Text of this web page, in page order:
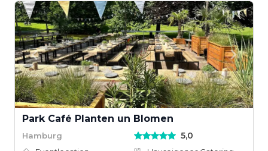
Park Café Planten un Blomen
Hamburg 5,0